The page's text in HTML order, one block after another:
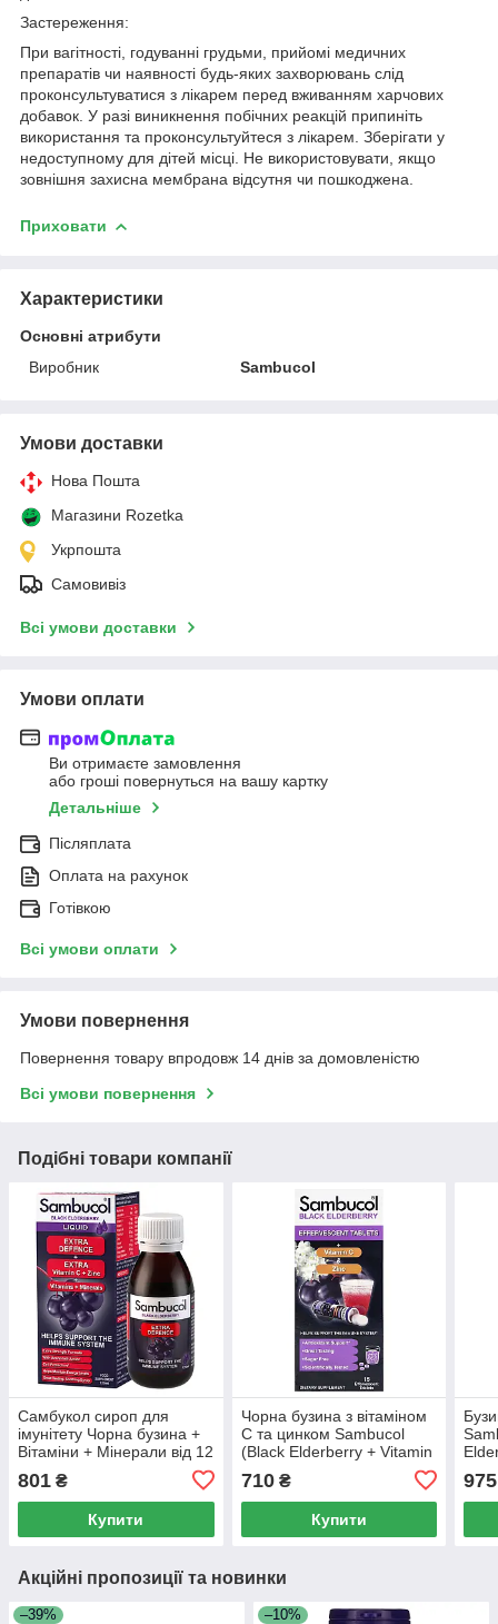
Застереження:
При вагітності, годуванні грудьми, прийомі медичних
препаратів чи наявності будь-яких захворювань слід
проконсультуватися з лікарем перед вживанням харчових
добавок. У разі виникнення побічних реакцій припиніть
використання та проконсультуйтеся з лікарем. Зберігати у
недоступному для дітей місці. Не використовувати, якщо
зовнішня захисна мембрана відсутня чи пошкоджена.
Приховати
Характеристики
Основні атрибути
Виробник
Sambucol
Умови доставки
Нова Пошта
Магазини Rozetka
Укрпошта
Самовивіз
Всі умови доставки
Умови оплати
Ви отримаєте замовлення
або гроші повернуться на вашу картку
Детальніше
Післяплата
Оплата на рахунок
Готівкою
Всі умови оплати
Умови повернення
Повернення товару впродовж 14 днів за домовленістю
Всі умови повернення
Подібні товари компанії
Самбукол сироп для
імунітету Чорна бузина +
Вітаміни + Мінерали від 12
Defence) 120 мл
801 ₴
Купити
Чорна бузина з вітаміном
С та цинком Sambucol
(Black Elderberry + Vitamin
таблеток
710₴
Купити
975
Акційні пропозиції та новинки
–39% –10%